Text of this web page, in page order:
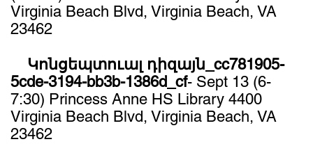
Virginia Beach Blvd, Virginia Beach, VA
23462
Կոնցեպտուալ դիզայն_cc781905-
5cde-3194-bb3b-1386d_cf- Sept 13 (6-
7:30) Princess Anne HS Library 4400
Virginia Beach Blvd, Virginia Beach, VA
23462